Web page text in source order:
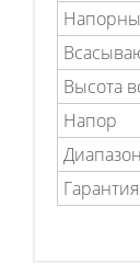
Высота
Напор
Гарантия